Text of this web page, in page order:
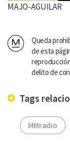
MAJO-AGUILAR
Queda
de esta
delito de
Tags
MMradio